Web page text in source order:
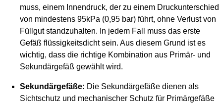
muss, einem Innendruck, der zu einem Druckunterschied
von mindestens 95kPa (0,95 bar) führt, ohne Verlust von
Füllgut standzuhalten. In jedem Fall muss das erste
Gefäß flüssigkeitsdicht sein. Aus diesem Grund ist es
wichtig, dass die richtige Kombination aus Primär- und
Sekundärgefäß gewählt wird.
Sekundärgefäße: Die Sekundärgefäße dienen als
Sichtschutz und mechanischer Schutz für Primärgefäße